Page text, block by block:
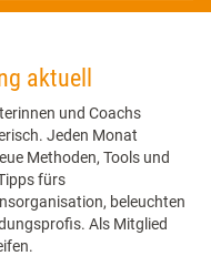
aktuell
und Coachs
Jeden Monat
Methoden, Tools und
fürs
beleuchten
Als Mitglied